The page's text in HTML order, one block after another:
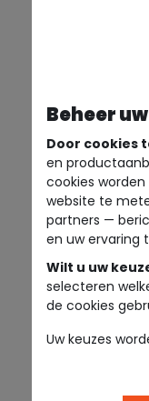
TAPE À L'OEIL ®
Grijs t-shirt
strikprint
Beheer
Door cookies
en
cookies
website te
partners —
en uw ervaring
Wilt u uw
selecteren
de cookies
Uw keuzes